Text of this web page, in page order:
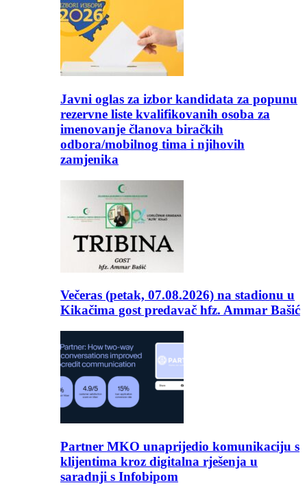
Javni oglas za izbor kandidata za popunu
rezervne liste kvalifikovanih osoba za
imenovanje članova biračkih
odbora/mobilnog tima i njihovih
zamjenika
Večeras (petak, 07.08.2026) na stadionu u
Kikačima gost predavač hfz. Ammar Bašić
Partner MKO unaprijedio komunikaciju s
klijentima kroz digitalna rješenja u
saradnji s Infobipom